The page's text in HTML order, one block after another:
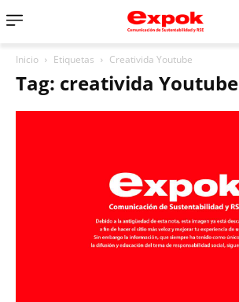
Inicio Etiquetas Creativida Youtube
Tag: creativida Youtube